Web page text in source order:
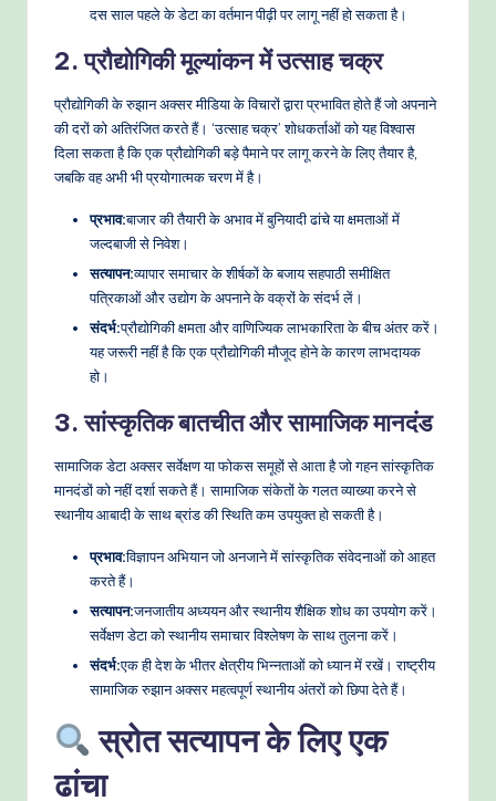
दस साल पहले के डेटा का वर्तमान पीढ़ी पर लागू नहीं हो सकता है।
2. प्रौद्योगिकी मूल्यांकन में उत्साह चक्र
प्रौद्योगिकी के रुझान अक्सर मीडिया के विचारों द्वारा प्रभावित होते हैं जो अपनाने
की दरों को अतिरंजित करते हैं। ‘उत्साह चक्र’ शोधकर्ताओं को यह विश्वास
दिला सकता है कि एक प्रौद्योगिकी बड़े पैमाने पर लागू करने के लिए तैयार है,
जबकि वह अभी भी प्रयोगात्मक चरण में है।
प्रभाव:बाजार की तैयारी के अभाव में बुनियादी ढांचे या क्षमताओं में
जल्दबाजी से निवेश।
सत्यापन:व्यापार समाचार के शीर्षकों के बजाय सहपाठी समीक्षित
पत्रिकाओं और उद्योग के अपनाने के वक्रों के संदर्भ लें।
संदर्भ:प्रौद्योगिकी क्षमता और वाणिज्यिक लाभकारिता के बीच अंतर करें।
यह जरूरी नहीं है कि एक प्रौद्योगिकी मौजूद होने के कारण लाभदायक
हो।
3. सांस्कृतिक बातचीत और सामाजिक मानदंड
सामाजिक डेटा अक्सर सर्वेक्षण या फोकस समूहों से आता है जो गहन सांस्कृतिक
मानदंडों को नहीं दर्शा सकते हैं। सामाजिक संकेतों के गलत व्याख्या करने से
स्थानीय आबादी के साथ ब्रांड की स्थिति कम उपयुक्त हो सकती है।
प्रभाव:विज्ञापन अभियान जो अनजाने में सांस्कृतिक संवेदनाओं को आहत
करते हैं।
सत्यापन:जनजातीय अध्ययन और स्थानीय शैक्षिक शोध का उपयोग करें।
सर्वेक्षण डेटा को स्थानीय समाचार विश्लेषण के साथ तुलना करें।
संदर्भ:एक ही देश के भीतर क्षेत्रीय भिन्नताओं को ध्यान में रखें। राष्ट्रीय
सामाजिक रुझान अक्सर महत्वपूर्ण स्थानीय अंतरों को छिपा देते हैं।
स्रोत सत्यापन के लिए एक
ढांचा